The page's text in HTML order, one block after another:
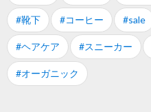
#靴下 #コーヒー #sale
#ヘアケア #スニーカー
#オーガニック